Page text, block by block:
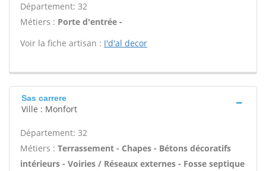
Département: 32
Métiers : Porte d'entrée -
Voir la fiche artisan : I'd'al decor
Sas carrere
Ville : Monfort
Département: 32
Métiers : Terrassement - Chapes - Bétons décoratifs
intérieurs - Voiries / Réseaux externes - Fosse septique